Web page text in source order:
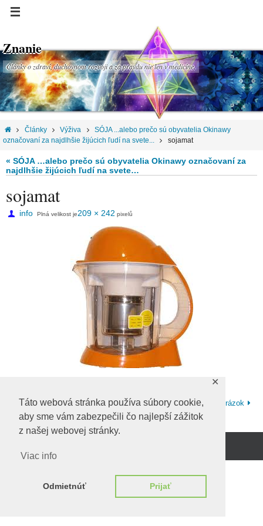
Táto webová stránka používa súbory cookie,
aby sme vám zabezpečili čo najlepší zážitok
z našej webovej stránky.
Viac info
Odmietnúť Prijať
✕
Znanie
Články o zdraví, duchovnom rozvoji a za pravdu nie len v medicíne.
Články Výživa
SÓJA ...alebo prečo sú obyvatelia Okinawy
označovaní za najdlhšie žijúcich ľudí na svete...
sojamat
« SÓJA …alebo prečo sú obyvatelia Okinawy označovaní za
najdlhšie žijúcich ľudí na svete…
sojamat
info Plná velikost je209 × 242 pixelů
Predchadzajúci obrázok Ďalší obrázok